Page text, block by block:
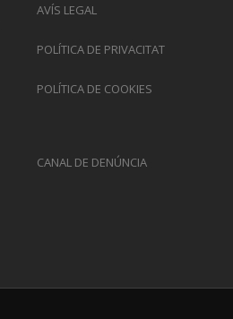
AVÍS LEGAL
POLÍTICA DE PRIVACITAT
POLÍTICA DE COOKIES
CANAL DE DENÚNCIA